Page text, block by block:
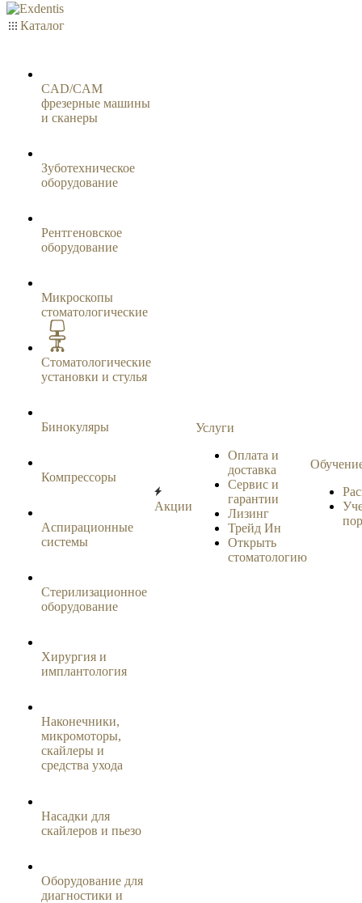
Каталог
CAD/CAM
фрезерные машины
и сканеры
Зуботехническое
оборудование
Рентгеновское
оборудование
Микроскопы
стоматологические
Стоматологические
установки и стулья
Бинокуляры
Компрессоры
Аспирационные
системы
Стерилизационное
оборудование
Хирургия и
имплантология
Наконечники,
микромоторы,
скайлеры и
средства ухода
Насадки для
скайлеров и пьезо
Оборудование для
диагностики и
Акции
Услуги
Оплата и
доставка
Сервис и
гарантии
Лизинг
Трейд Ин
Открыть
стоматологию